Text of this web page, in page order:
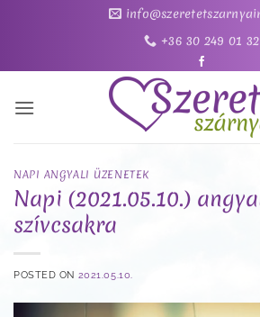
+36 30 249 01 32
NAPI ANGYALI ÜZENETEK
Napi (2021.05.10.)
szívcsakra
POSTED ON 2021.05.10.